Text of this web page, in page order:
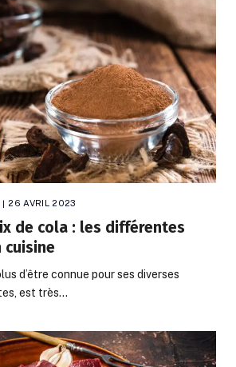
26 AVRIL 2023
de cola : les différentes
d’être connue pour ses diverses
est très…